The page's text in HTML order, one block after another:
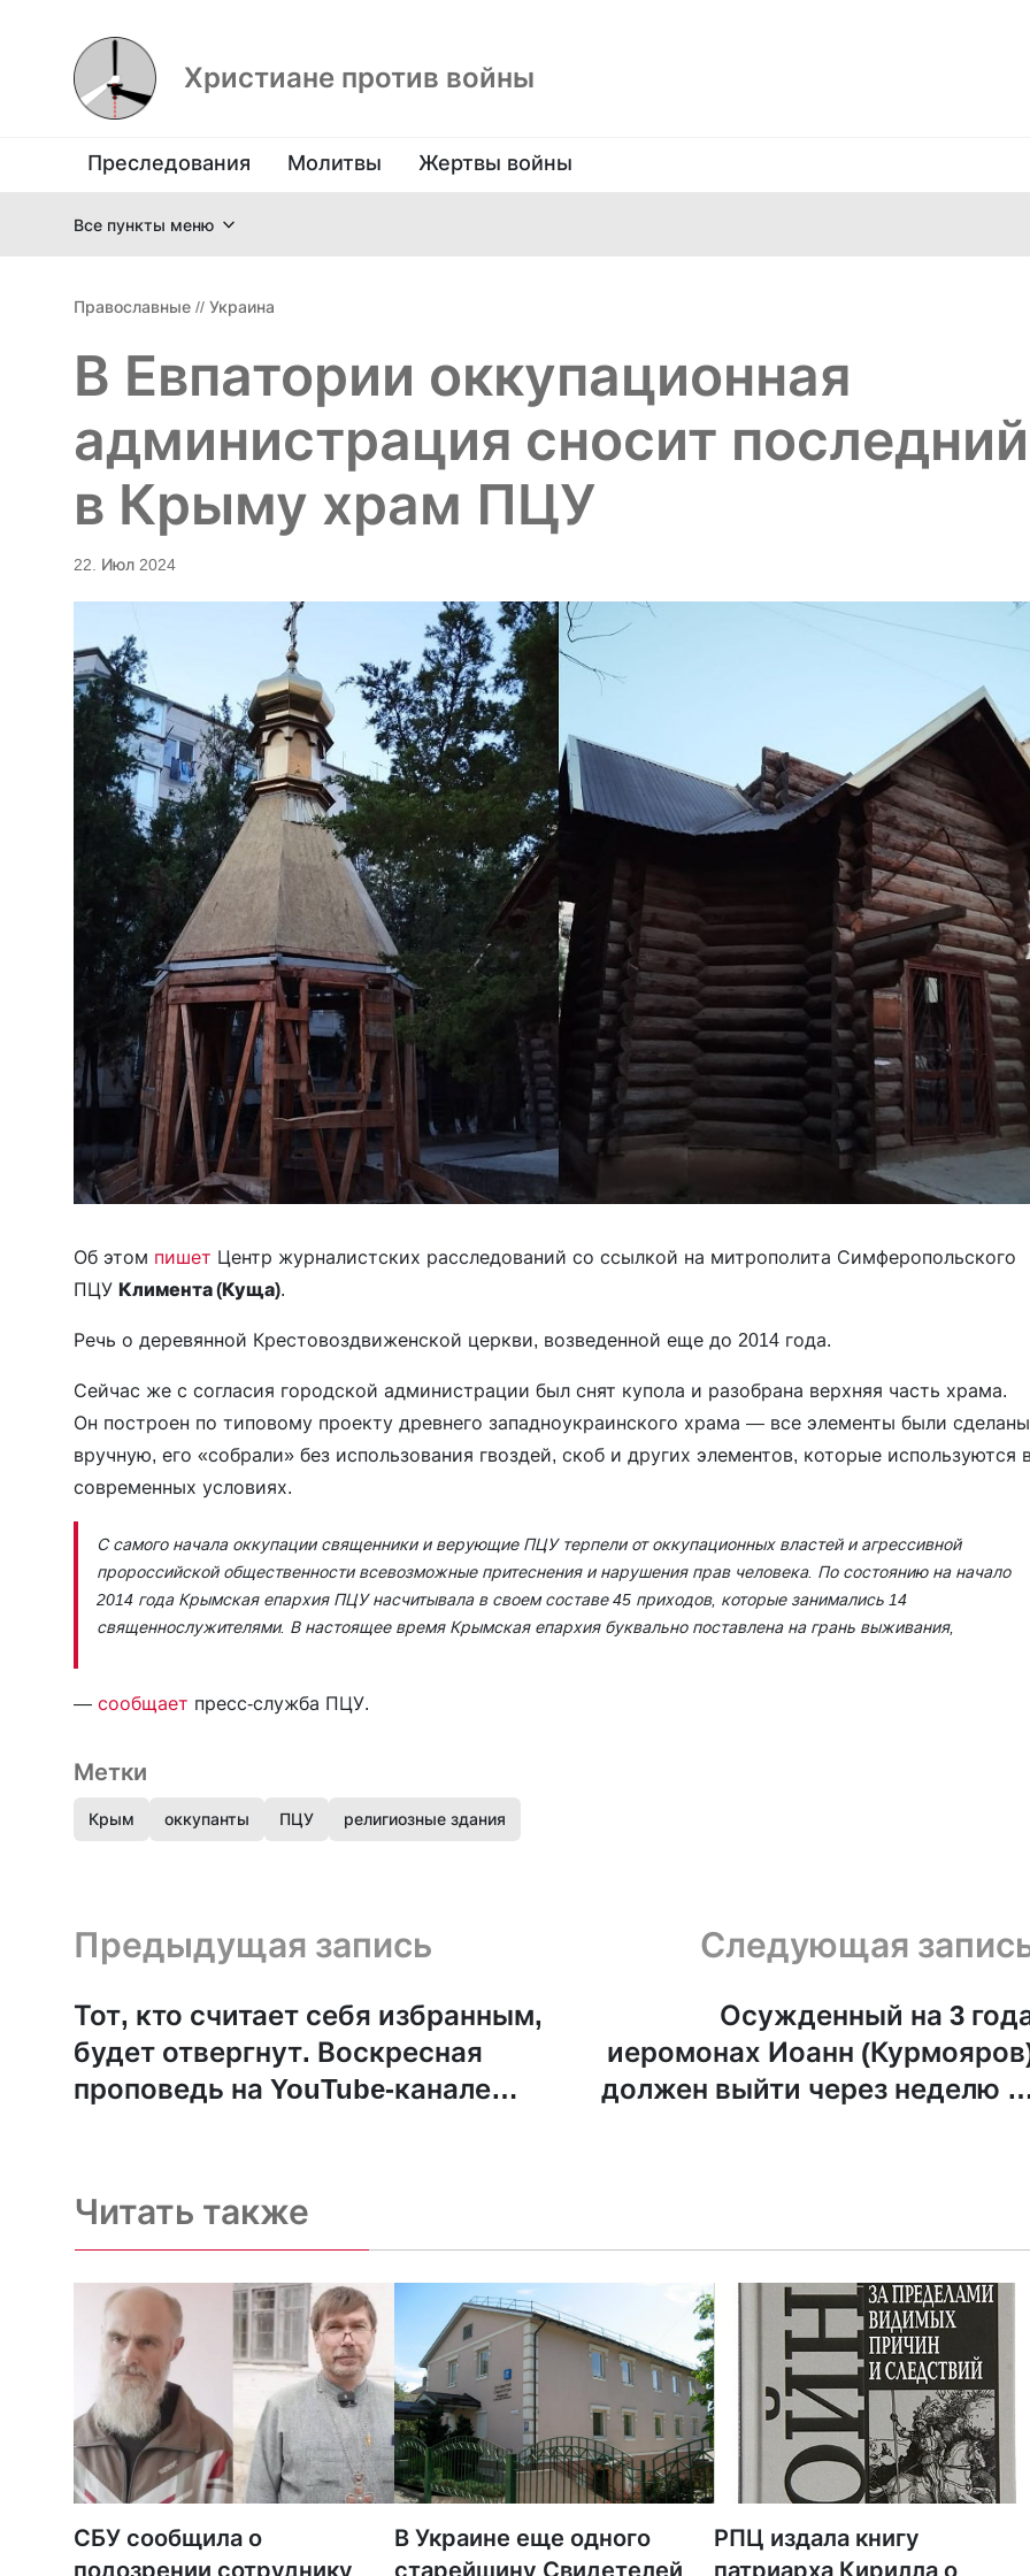
Христиане против войны
Преследования Молитвы Жертвы войны
Все пункты меню
Православные // Украина
В Евпатории оккупационная
администрация сносит последний
в Крыму храм ПЦУ
22. Июл 2024
Об этом пишет Центр журналистских расследований со ссылкой на митрополита Симферопольского
ПЦУ Климента (Куща).
Речь о деревянной Крестовоздвиженской церкви, возведенной еще до 2014 года.
Сейчас же с согласия городской администрации был снят купола и разобрана верхняя часть храма.
Он построен по типовому проекту древнего западноукраинского храма — все элементы были сделаны
вручную, его «собрали» без использования гвоздей, скоб и других элементов, которые используются
современных условиях.
С самого начала оккупации священники и верующие ПЦУ терпели от оккупационных властей и агрессивной
пророссийской общественности всевозможные притеснения и нарушения прав человека. По состоянию на начало
2014 года Крымская епархия ПЦУ насчитывала в своем составе 45 приходов, которые занимались 14
священнослужителями. В настоящее время Крымская епархия буквально поставлена ​​на грань выживания,
— сообщает пресс-служба ПЦУ.
Метки
Крым оккупанты ПЦУ религиозные здания
Предыдущая запись и следующая запись
Предыдущая запись
Тот, кто считает себя избранным,
будет отвергнут. Воскресная
проповедь на YouTube-канале
Следующая
Осужденный на 3
иеромонах Иоанн
должен выйти через неделю
Читать также
СБУ сообщила о
подозрении сотруднику
В Украине еще одного
старейшину Свидетелей
РПЦ издала книгу
патриарха Кирилла о